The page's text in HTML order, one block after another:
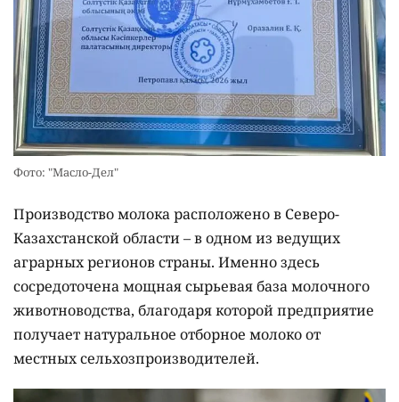
Фото: "Масло-Дел"
Производство молока расположено в Северо-
Казахстанской области – в одном из ведущих
аграрных регионов страны. Именно здесь
сосредоточена мощная сырьевая база молочного
животноводства, благодаря которой предприятие
получает натуральное отборное молоко от
местных сельхозпроизводителей.